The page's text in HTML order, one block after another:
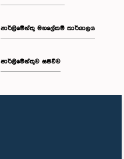
පාර්ලිමේන්තු මහලේකම් කාර්යාලය
පාර්ලිමේන්තුව සජීවීව